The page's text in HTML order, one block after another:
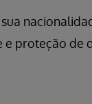
proteção de